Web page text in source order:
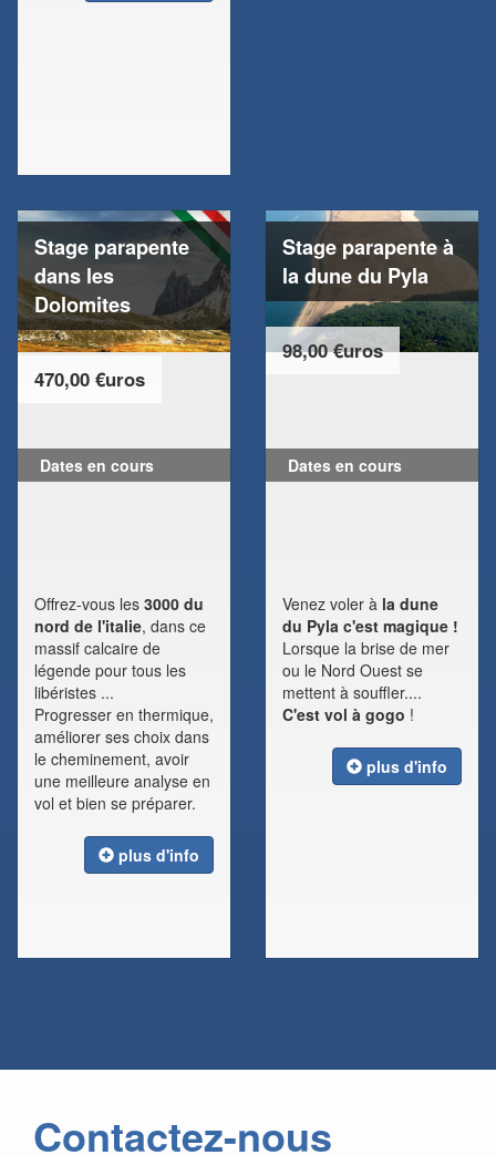
Stage parapente
dans les
Dolomites
470,00 €uros
Dates en cours
Offrez-vous les 3000 du
nord de l'italie, dans ce
massif calcaire de
légende pour tous les
libéristes ...
Progresser en thermique,
améliorer ses choix dans
le cheminement, avoir
une meilleure analyse en
vol et bien se préparer.
plus d'info
Stage parapente à
la dune du Pyla
98,00 €uros
Dates en cours
Venez voler à la dune
du Pyla c'est magique !
Lorsque la brise de mer
ou le Nord Ouest se
mettent à souffler....
C'est vol à gogo !
plus d'info
Contactez-nous